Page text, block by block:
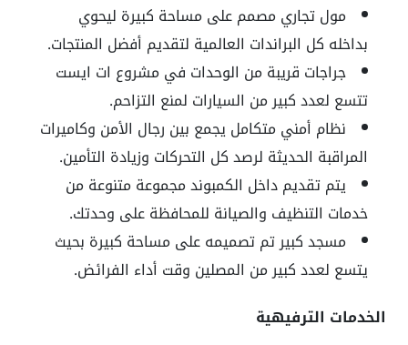
مول تجاري مصمم على مساحة كبيرة ليحوي
بداخله كل البراندات العالمية لتقديم أفضل المنتجات.
جراجات قريبة من الوحدات في مشروع ات ايست
تتسع لعدد كبير من السيارات لمنع التزاحم.
نظام أمني متكامل يجمع بين رجال الأمن وكاميرات
المراقبة الحديثة لرصد كل التحركات وزيادة التأمين.
يتم تقديم داخل الكمبوند مجموعة متنوعة من
خدمات التنظيف والصيانة للمحافظة على وحدتك.
مسجد كبير تم تصميمه على مساحة كبيرة بحيث
يتسع لعدد كبير من المصلين وقت أداء الفرائض.
الخدمات الترفيهية